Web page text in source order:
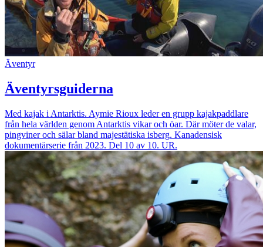
Äventyr
Äventyrsguiderna
Med kajak i Antarktis. Aymie Rioux leder en grupp kajakpaddlare
från hela världen genom Antarktis vikar och öar. Där möter de valar,
pingviner och sälar bland majestätiska isberg. Kanadensisk
dokumentärserie från 2023. Del 10 av 10. UR.